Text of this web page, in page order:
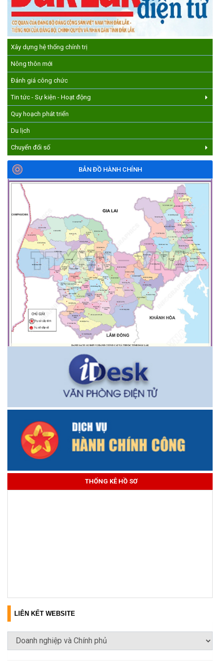
Xây dựng hệ thống chính trị
Nông thôn mới
Đánh giá công chức
Tin tức - Sự kiện - Hoạt động
Quy hoạch phát triển
Du lịch
Chuyển đổi số
BẢN ĐỒ HÀNH CHÍNH
THỐNG KÊ HỒ SƠ
LIÊN KẾT WEBSITE
cực tham gia hưởng ngày hội hiến máu tình nguyện đợt II năm
2026.
(17/07/2026)
HƯỞNG ỨNG CUỘC THI TRỰC TUYẾN CỦA HỘI NÔNG DÂN XÃ
CƯ M’GAR – LAN TỎA TRI THỨC, VỮNG BƯỚC CÙNG NÔNG
DÂN VIỆT NAM!
(17/07/2026)